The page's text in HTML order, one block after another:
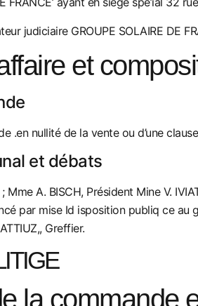
judiciaire GROUPE SOLAIRE DE
et
.en nullité de la vente ou d’une
et débats
Mme A. BISCH, Président Mine V.
par mise Id isposition publiq ce
Greffier.
la commande